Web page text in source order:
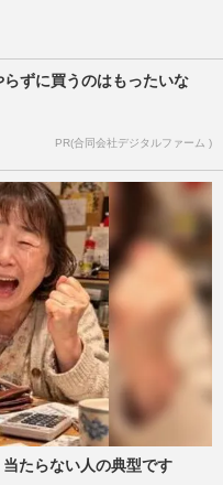
ずに買うのはもったいな
PR(合同会社デジタルファーム )
たらない人の典型です